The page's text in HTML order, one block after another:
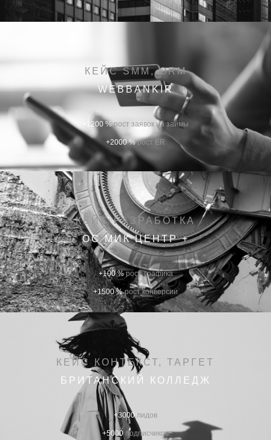
КЕЙС SMM, ORM
WEBBANKIR
+1200 %рост заявок на займы
+2000 %рост ER
КЕЙС РАЗРАБОТКА
ОС МИК ЦЕНТР +
+100 %рост трафика
+1500 %рост конверсии
КЕЙС КОНТЕКСТ, ТАРГЕТ
БРИТАНСКИЙ КОЛЛЕДЖ
+3000 лидов
+5000подписчиков